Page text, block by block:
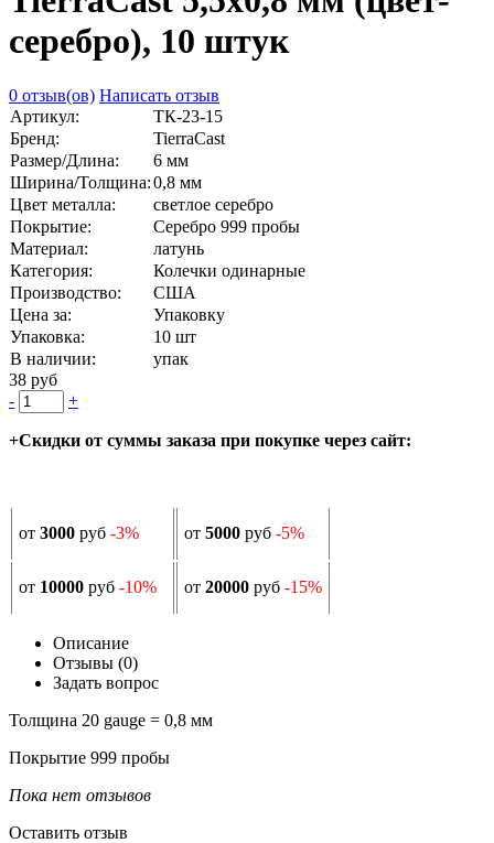
серебро), 10 штук
0 отзыв(ов) Написать отзыв
Артикул:
ТК-23-15
Бренд:
TierraCast
Размер/Длина:
6 мм
Ширина/Толщина:0,8 мм
Цвет металла:
светлое серебро
Покрытие:
Серебро 999 пробы
Материал:
латунь
Категория:
Колечки одинарные
Производство:
США
Цена за:
Упаковку
Упаковка:
10 шт
В наличии:
упак
38 руб
-
+
+Скидки от суммы заказа при покупке через сайт:
от 3000 руб -3% от 5000 руб -5%
от 10000 руб -10% от 20000 руб -15%
Описание
Отзывы (0)
Задать вопрос
Толщина 20 gauge = 0,8 мм
Покрытие 999 пробы
Пока нет отзывов
Оставить отзыв